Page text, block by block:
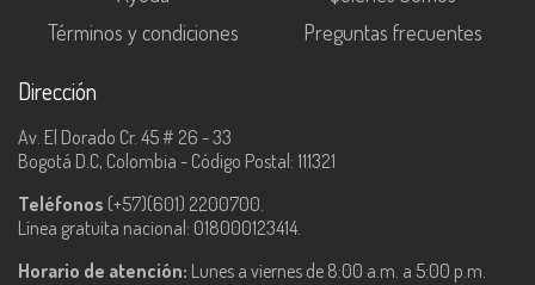
Términos y condiciones
Preguntas frecuentes
Dirección
Av. El Dorado Cr. 45 # 26 - 33
Bogotá D.C, Colombia - Código Postal: 111321
Teléfonos (+57)(601) 2200700.
Línea gratuita nacional: 018000123414.
Horario de atención: Lunes a viernes de 8:00 a.m. a 5:00 p.m.